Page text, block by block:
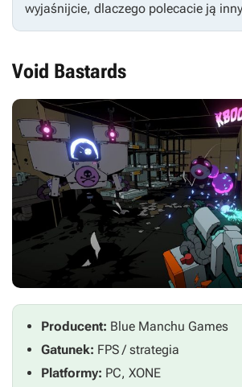
wyjaśnijcie, dlaczego polecacie ją
Void Bastards
Producent: Blue Manchu Games
Gatunek: FPS / strategia
Platformy: PC, XONE